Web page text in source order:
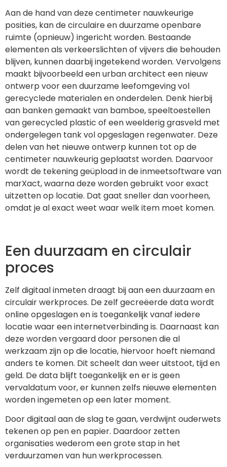
Aan de hand van deze centimeter nauwkeurige
posities, kan de circulaire en duurzame openbare
ruimte (opnieuw) ingericht worden. Bestaande
elementen als verkeerslichten of vijvers die behouden
blijven, kunnen daarbij ingetekend worden. Vervolgens
maakt bijvoorbeeld een urban architect een nieuw
ontwerp voor een duurzame leefomgeving vol
gerecyclede materialen en onderdelen. Denk hierbij
aan banken gemaakt van bamboe, speeltoestellen
van gerecycled plastic of een weelderig grasveld met
ondergelegen tank vol opgeslagen regenwater. Deze
delen van het nieuwe ontwerp kunnen tot op de
centimeter nauwkeurig geplaatst worden. Daarvoor
wordt de tekening geüpload in de inmeetsoftware van
marXact, waarna deze worden gebruikt voor exact
uitzetten op locatie. Dat gaat sneller dan voorheen,
omdat je al exact weet waar welk item moet komen.
Een duurzaam en circulair
proces
Zelf digitaal inmeten draagt bij aan een duurzaam en
circulair werkproces. De zelf gecreëerde data wordt
online opgeslagen en is toegankelijk vanaf iedere
locatie waar een internetverbinding is. Daarnaast kan
deze worden vergaard door personen die al
werkzaam zijn op die locatie, hiervoor hoeft niemand
anders te komen. Dit scheelt dan weer uitstoot, tijd en
geld. De data blijft toegankelijk en er is geen
vervaldatum voor, er kunnen zelfs nieuwe elementen
worden ingemeten op een later moment.
Door digitaal aan de slag te gaan, verdwijnt ouderwets
tekenen op pen en papier. Daardoor zetten
organisaties wederom een grote stap in het
verduurzamen van hun werkprocessen.